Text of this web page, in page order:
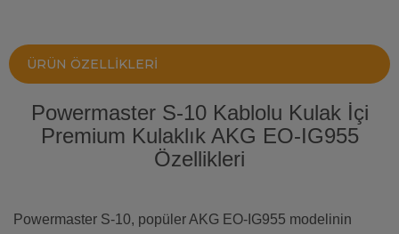
ÜRÜN ÖZELLIKLERI
Powermaster S-10 Kablolu Kulak İçi
Premium Kulaklık AKG EO-IG955
Özellikleri
Powermaster S-10, popüler AKG EO-IG955 modelinin